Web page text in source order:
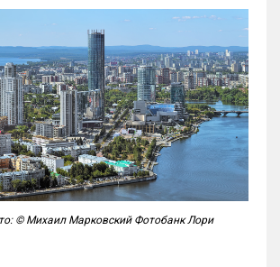
© Михаил Марковский Фотобанк Лори